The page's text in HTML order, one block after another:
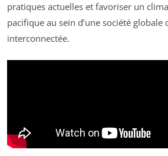
pratiques actuelles et favoriser un
pacifique au sein d’une société globale
interconnectée.